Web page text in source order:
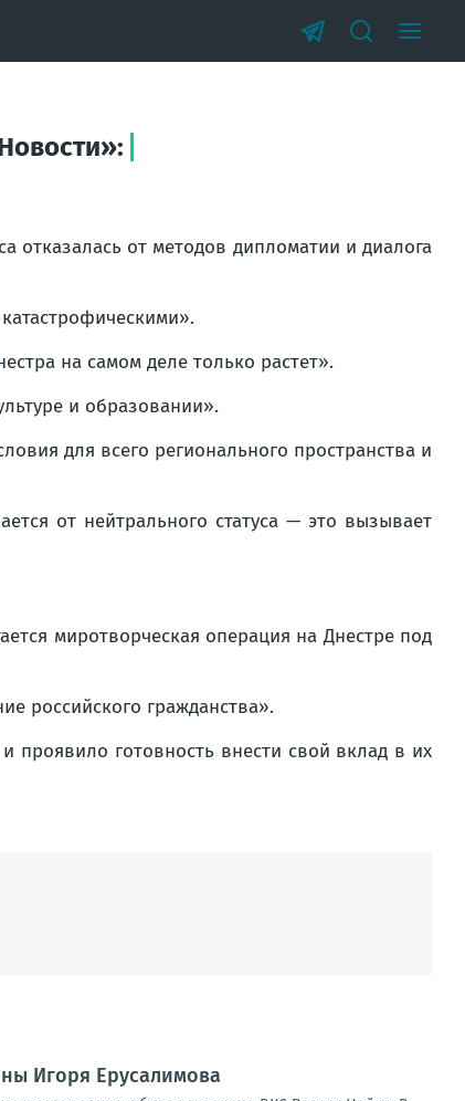
отказалась от методов дипломатии и диалога
на самом деле только растет».
и образовании».
для всего регионального пространства и
от нейтрального статуса — это вызывает
миротворческая операция на Днестре под
российского гражданства».
проявило готовность внести свой вклад в их
Игоря Ерусалимова